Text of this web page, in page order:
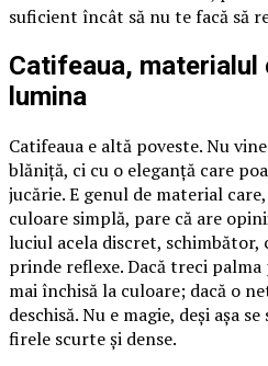
suficient încât să nu te facă să
Catifeaua, materialul
lumina
Catifeaua e altă poveste. Nu
blăniță, ci cu o eleganță care
jucărie. E genul de material
culoare simplă, pare că are
luciul acela discret, schimbător,
prinde reflexe. Dacă treci
mai închisă la culoare; dacă o
deschisă. Nu e magie, deși așa
firele scurte și dense.